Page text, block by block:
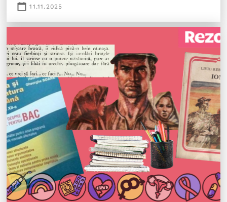
11.11.2025